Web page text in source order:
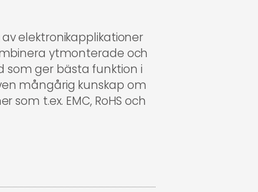
elektronikapplikationer
ytmonterade och
ger bästa funktion i
mångårig kunskap om
som t.ex. EMC, RoHS och